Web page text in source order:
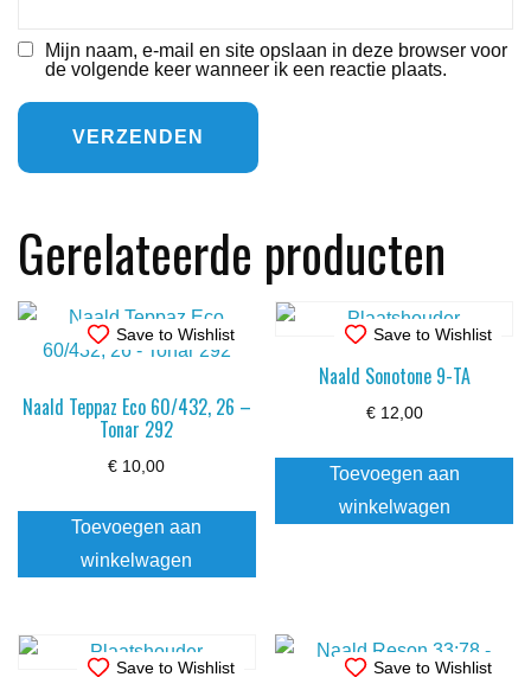
Mijn naam, e-mail en site opslaan in deze browser voor
de volgende keer wanneer ik een reactie plaats.
Gerelateerde producten
Save to Wishlist
Naald Teppaz Eco 60/432, 26 –
Tonar 292
€ 10,00
Toevoegen aan
winkelwagen
Save to Wishlist
Naald Sonotone 9-TA
€12,00
Toevoegen aan
winkelwagen
Save to Wishlist Save to Wishlist